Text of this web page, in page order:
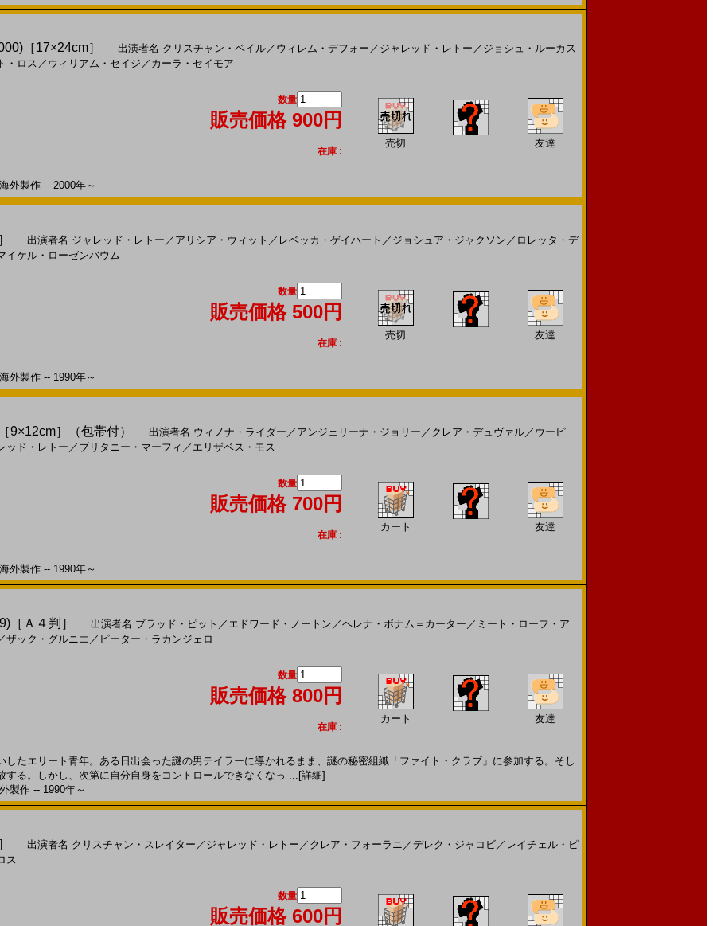
［17×24cm］ 出演者名 クリスチャン・ベイル／ ウィレム・デフォー ／ ジャレッド・レトー ／ ジョシュ・ルーカス
・ロス ／ ウィリアム・セイジ ／ カーラ・セイモア
数量
販売価格 900円
在庫 :
売切 友達
製作 -- 2000年～
出演者名 ジャレッド・レトー ／ アリシア・ウィット ／ レベッカ・ゲイハート ／ ジョシュア・ジャクソン ／ ロレッタ・デ
イケル・ローゼンバウム
数量
販売価格 500円
在庫 :
売切 友達
製作 -- 1990年～
9×12cm］（包帯付） 出演者名 ウィノナ・ライダー ／ アンジェリーナ・ジョリー ／ クレア・デュヴァル／ ウーピ
ッド・レトー ／ ブリタニー・マーフィ ／ エリザベス・モス
数量
販売価格 700円
在庫 :
カート 友達
製作 -- 1990年～
［Ａ４判］ 出演者名 ブラッド・ピット ／ エドワード・ノートン ／ヘレナ・ボナム＝カーター ／ ミート・ローフ・ア
ザック・グルニエ ／ ピーター・ラカンジェロ
数量
販売価格 800円
在庫 :
カート 友達
たエリート青年。ある日出会った謎の男テイラーに導かれるまま、謎の秘密組織「ファイト・クラブ」に参加する。そし
する。しかし、次第に自分自身をコントロールできなくなっ ... [詳細]
作 -- 1990年～
出演者名 クリスチャン・スレイター ／ ジャレッド・レトー ／ クレア・フォーラニ ／デレク・ジャコビ／ レイチェル・ピ
ス
数量
販売価格 600円